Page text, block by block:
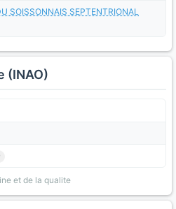
SOISSONNAIS SEPTENTRIONAL
(INAO)
et de la qualite